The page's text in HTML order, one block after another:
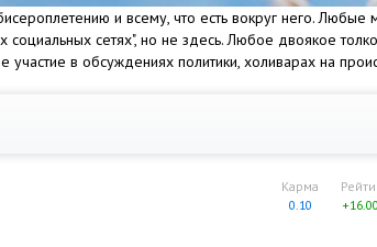
и всему, что есть вокруг него.
социальных сетях", но не здесь. Любое двоякое
участие в обсуждениях политики, холиварах на
+16.00
Карма
0.10